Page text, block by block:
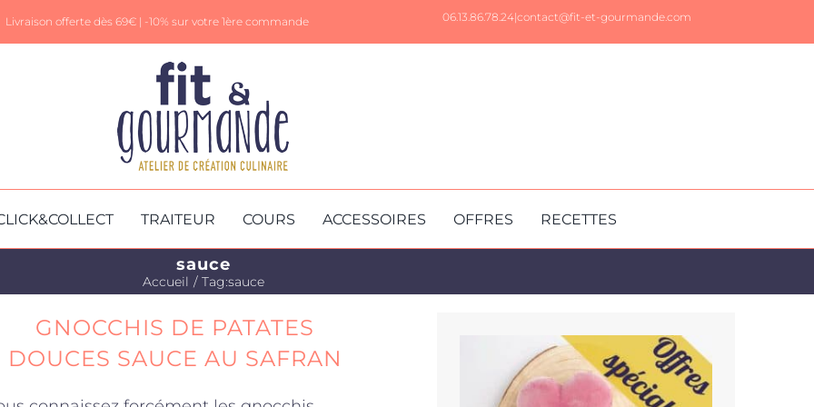
Livraison offerte dès 69€ | -10% sur votre 1ère commande 06.13.86.78.24|contact@fit-et-gourmande.com
TRAITEUR COURS ACCESSOIRES OFFRES RECETTES
sauce
Accueil Tag:sauce
GNOCCHIS DE PATATES
DOUCES SAUCE AU SAFRAN